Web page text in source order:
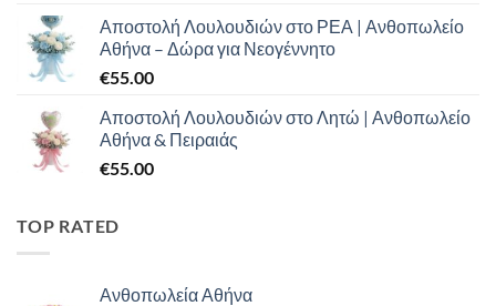
Αποστολή Λουλουδιών στο ΡΕΑ | Ανθοπωλείο
Αθήνα – Δώρα για Νεογέννητο
€55.00
Αποστολή Λουλουδιών στο Λητώ | Ανθοπωλείο
Αθήνα & Πειραιάς
€55.00
TOP RATED
Ανθοπωλεία Αθήνα